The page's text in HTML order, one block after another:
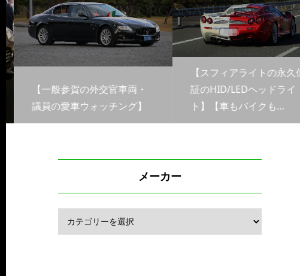
【一般参賀の外交官車両・
議員の愛車ウォッチング】
【スフィアライトの永久保
証のHID/LEDヘッドライ
ト】【車もバイクも…
メーカー